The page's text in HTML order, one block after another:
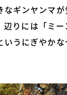
なギンヤンマが
りには「ミー
いうにぎやか